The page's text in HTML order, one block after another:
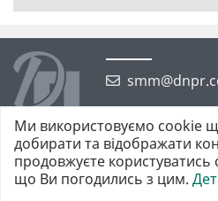
©2026 https://dnpr.com.ua
Ми використовуємо cookie
добирати та відображати
продовжуєте
що Ви погодились з цим.